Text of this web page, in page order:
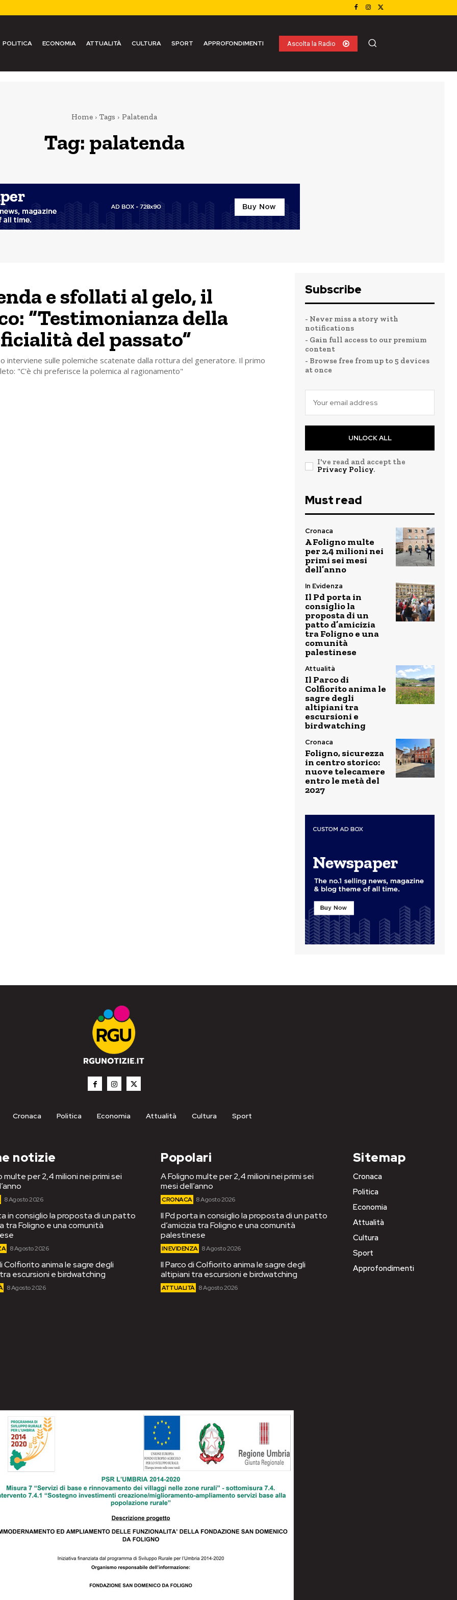
POLITICA ECONOMIA ATTUALITÀ CULTURA SPORT APPROFONDIMENTI Ascolta la Radio
Home Tags Palatenda
Tag: palatenda
e sfollati al gelo, il
“Testimonianza della
del passato”
interviene sulle polemiche scatenate dalla rottura del generatore. Il primo
"C'è chi preferisce la polemica al ragionamento"
Subscribe
- Never miss a story with
notifications
- Gain full access to our premium
content
- Browse free from up to 5 devices
at once
UNLOCK ALL
I've read and accept the
Privacy Policy.
Must read
Cronaca
A Foligno multe
per 2,4 milioni nei
primi sei mesi
dell’anno
In Evidenza
Il Pd porta in
consiglio la
proposta di un
patto d’amicizia
tra Foligno e una
comunità
palestinese
Attualità
Il Parco di
Colfiorito anima le
sagre degli
altipiani tra
escursioni e
birdwatching
Cronaca
Foligno, sicurezza
in centro storico:
nuove telecamere
entro le metà del
2027
Cronaca Politica Economia Attualità Cultura Sport
notizie
multe per 2,4 milioni nei primi sei
8 Agosto 2026
in consiglio la proposta di un patto
tra Foligno e una comunità
8 Agosto 2026
Colfiorito anima le sagre degli
escursioni e birdwatching
8 Agosto 2026
Popolari
A Foligno multe per 2,4 milioni nei primi sei
mesi dell’anno
CRONACA 8 Agosto 2026
Il Pd porta in consiglio la proposta di un patto
d’amicizia tra Foligno e una comunità
palestinese
IN EVIDENZA 8 Agosto 2026
Il Parco di Colfiorito anima le sagre degli
altipiani tra escursioni e birdwatching
ATTUALITÀ 8 Agosto 2026
Sitemap
Cronaca
Politica
Economia
Attualità
Cultura
Sport
Approfondimenti